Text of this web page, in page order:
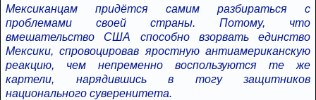
Мексиканцам придётся самим разбираться с
проблемами своей страны. Потому, что
вмешательство США способно взорвать единство
Мексики, спровоцировав яростную антиамериканскую
реакцию, чем непременно воспользуются те же
картели, нарядившись в тогу защитников
национального суверенитета.